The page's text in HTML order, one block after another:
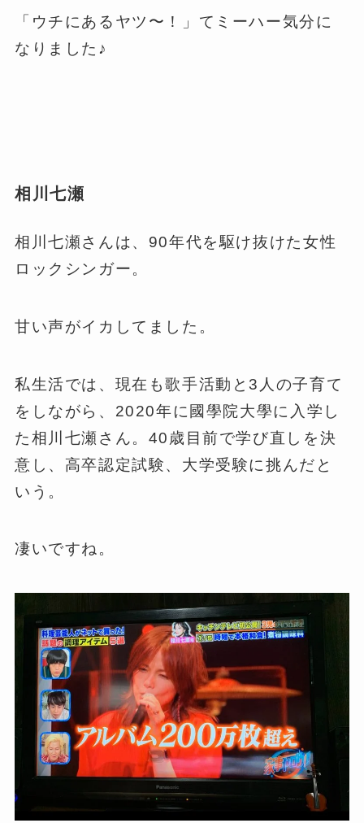
「ウチにあるヤツ〜！」てミーハー気分に
なりました♪
相川七瀬
相川七瀬さんは、90年代を駆け抜けた女性
ロックシンガー。
甘い声がイカしてました。
私生活では、現在も歌手活動と3人の子育て
をしながら、2020年に國學院大學に入学し
た相川七瀬さん。40歳目前で学び直しを決
意し、高卒認定試験、大学受験に挑んだと
いう。
凄いですね。